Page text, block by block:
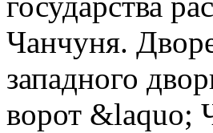
Чанчуня.
западного
ворот &laquo;